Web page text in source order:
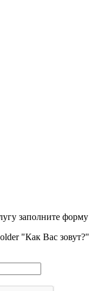
заполните форму
"Как Вас зовут?"